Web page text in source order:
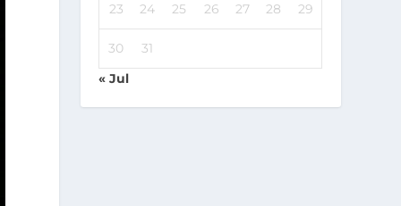
23 24 25 26 27 28 29
30
31
« Jul